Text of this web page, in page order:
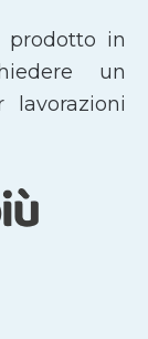
in
un